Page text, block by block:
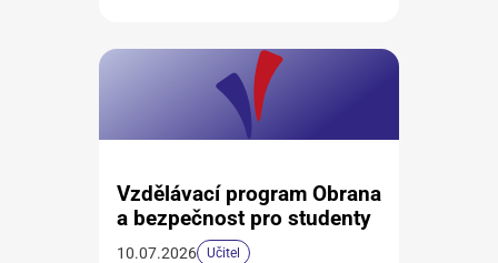
Vzdělávací program Obrana
a bezpečnost pro studenty
10.07.2026 Učitel